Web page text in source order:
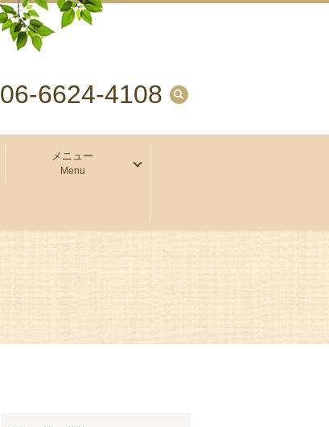
06-6624-4108
メニュー
Menu